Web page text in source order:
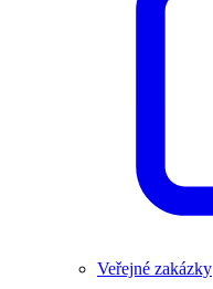
Veřejné zakázky